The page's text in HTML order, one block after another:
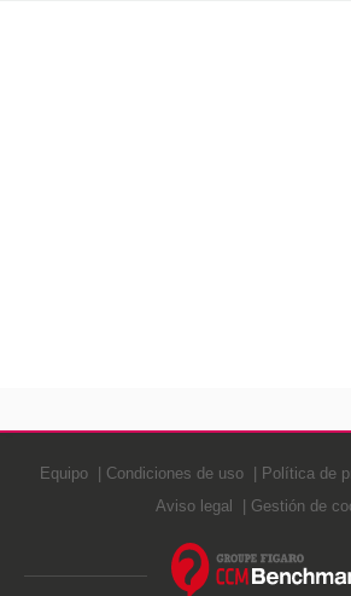
Equipo Condiciones de uso Política de
Aviso legal
Gestión de